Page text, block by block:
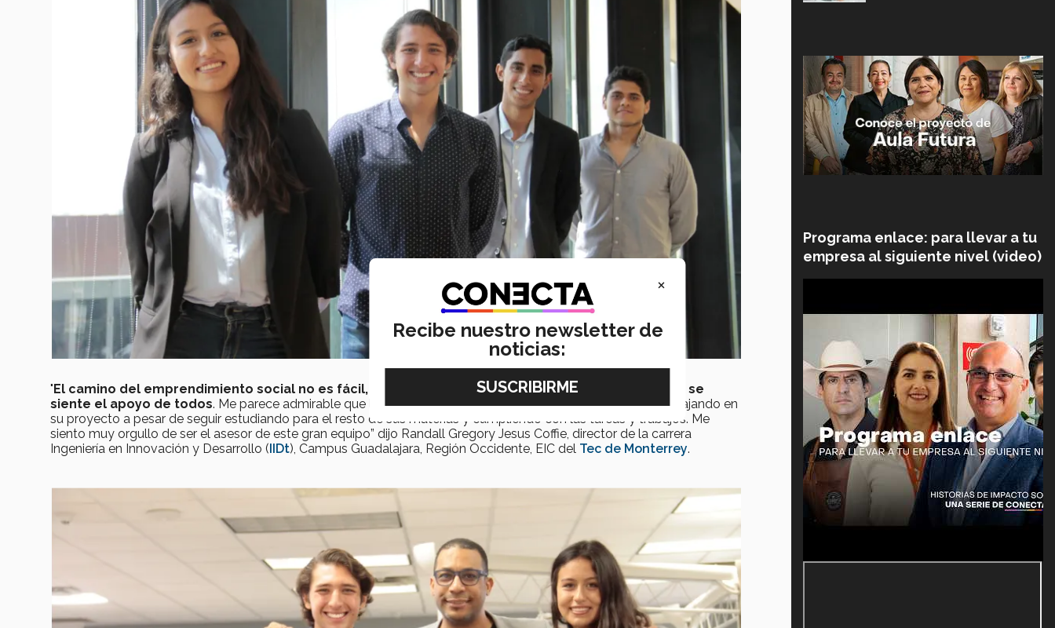
"El camino del emprendimiento social no es fácil, pero vas encontrando gente que cree en ellos y se
siente el apoyo de todos. Me parece admirable que los estudiantes estén logrando sus metas y sigan trabajando en
su proyecto a pesar de seguir estudiando para el resto de sus materias y cumpliendo con las tareas y trabajos. Me
siento muy orgullo de ser el asesor de este gran equipo” dijo Randall Gregory Jesus Coffie, director de la carrera
Ingeniería en Innovación y Desarrollo (IIDt), Campus Guadalajara, Región Occidente, EIC del Tec de Monterrey.
Programa enlace: para llevar a tu
empresa al siguiente nivel (video)
×
Recibe nuestro newsletter de
noticias: